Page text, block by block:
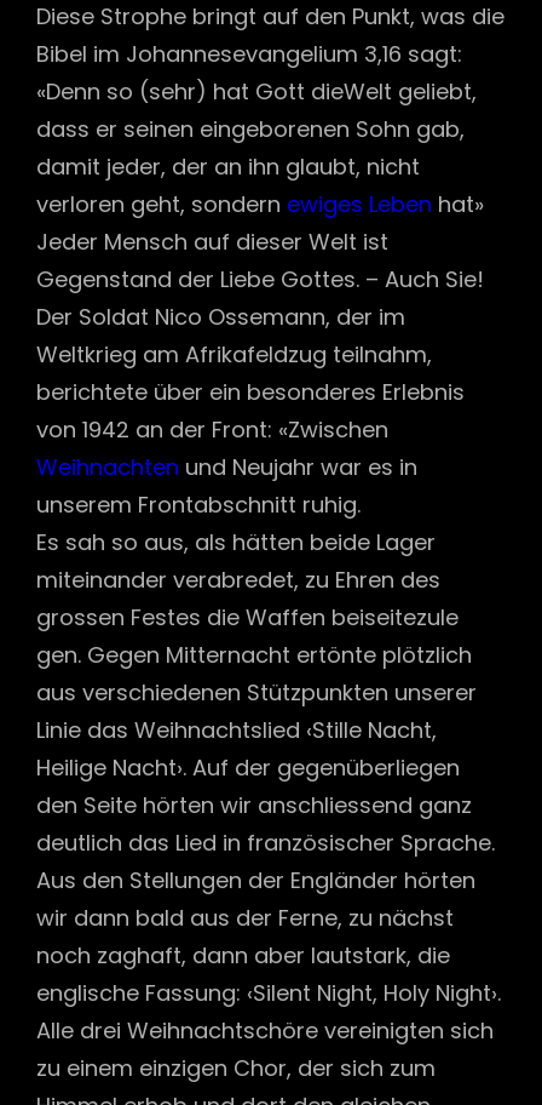
Diese Strophe bringt auf den Punkt, was die
Bibel im Johannesevangelium 3,16 sagt:
«Denn so (sehr) hat Gott dieWelt geliebt,
dass er seinen eingeborenen Sohn gab,
damit jeder, der an ihn glaubt, nicht
verloren geht, sondern ewiges Leben hat»
Jeder Mensch auf dieser Welt ist
Gegenstand der Liebe Gottes. – Auch Sie!
Der Soldat Nico Ossemann, der im
Weltkrieg am Afrikafeldzug teilnahm,
berichtete über ein besonderes Erlebnis
von 1942 an der Front: «Zwischen
Weihnachten und Neujahr war es in
unserem Frontabschnitt ruhig.
Es sah so aus, als hätten beide Lager
miteinander verabredet, zu Ehren des
grossen Festes die Waffen beiseitezule
gen. Gegen Mitternacht ertönte plötzlich
aus verschiedenen Stützpunkten unserer
Linie das Weihnachtslied ‹Stille Nacht,
Heilige Nacht›. Auf der gegenüberliegen
den Seite hörten wir anschliessend ganz
deutlich das Lied in französischer Sprache.
Aus den Stellungen der Engländer hörten
wir dann bald aus der Ferne, zu nächst
noch zaghaft, dann aber lautstark, die
englische Fassung: ‹Silent Night, Holy Night›.
Alle drei Weihnachtschöre vereinigten sich
zu einem einzigen Chor, der sich zum